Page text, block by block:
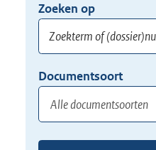
Opnieuw
zoeken:
Zoeken op
of
(dossier)nummer
hier
uw
zoekterm
of
Documentsoort